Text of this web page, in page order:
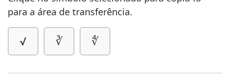
para a área de transferência.
√ ∛ ∜